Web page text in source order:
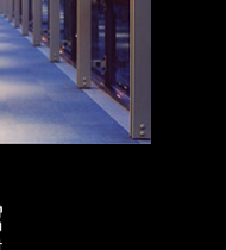
しもだて美術館